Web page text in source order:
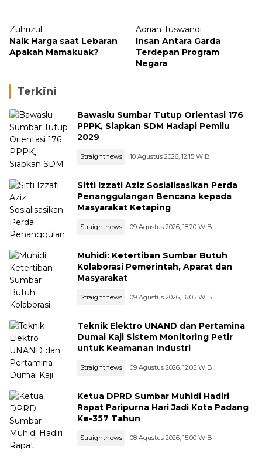
Zuhrizul
Naik Harga saat Lebaran
Apakah Mamakuak?
Adrian Tuswandi
Insan Antara Garda
Terdepan Program
Negara
Terkini
Bawaslu Sumbar Tutup Orientasi 176
PPPK, Siapkan SDM Hadapi Pemilu
2029
Straightnews 10 Agustus 2026, 12:15 WIB
Sitti Izzati Aziz Sosialisasikan Perda
Penanggulangan Bencana kepada
Masyarakat Ketaping
Straightnews 09 Agustus 2026, 18:20 WIB
Muhidi: Ketertiban Sumbar Butuh
Kolaborasi Pemerintah, Aparat dan
Masyarakat
Straightnews 09 Agustus 2026, 16:05 WIB
Teknik Elektro UNAND dan Pertamina
Dumai Kaji Sistem Monitoring Petir
untuk Keamanan Industri
Straightnews 09 Agustus 2026, 12:05 WIB
Ketua DPRD Sumbar Muhidi Hadiri
Rapat Paripurna Hari Jadi Kota Padang
Ke-357 Tahun
Straightnews 08 Agustus 2026, 15:00 WIB